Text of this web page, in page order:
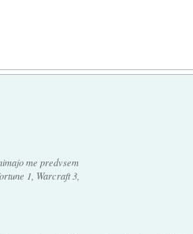
me predvsem
1, Warcraft 3,